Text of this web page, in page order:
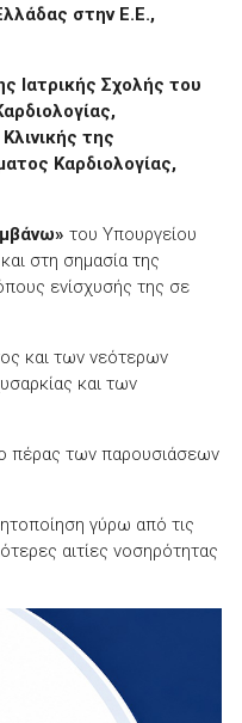
στην Ε.Ε.,
Ιατρικής Σχολής του
της
Καρδιολογίας,
του Υπουργείου
στη σημασία της
ενίσχυσής της σε
και των νεότερων
και των
πέρας των παρουσιάσεων
γύρω από τις
αιτίες νοσηρότητας